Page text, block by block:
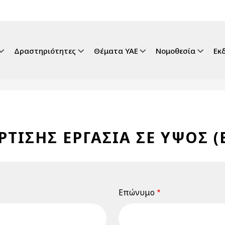
Δραστηριότητες Θέματα ΥΑΕ Νομοθεσία
ΕΡΓΑΣΙΑ ΣΕ ΥΨΟΣ
Επώνυμο